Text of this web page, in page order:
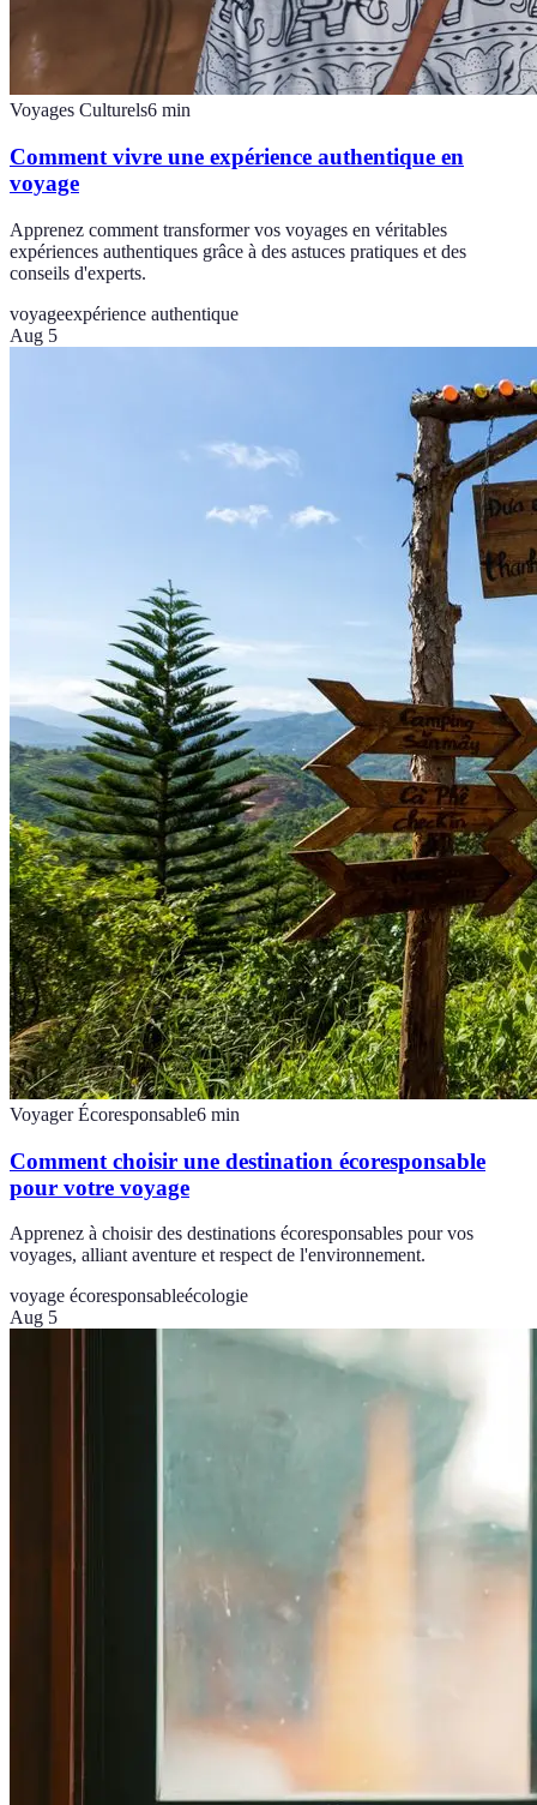
Voyages Culturels6 min
Comment vivre une expérience authentique en
voyage
Apprenez comment transformer vos voyages en véritables
expériences authentiques grâce à des astuces pratiques et des
conseils d'experts.
voyageexpérience authentique
Aug 5
Voyager Écoresponsable6 min
Comment choisir une destination écoresponsable
pour votre voyage
Apprenez à choisir des destinations écoresponsables pour vos
voyages, alliant aventure et respect de l'environnement.
voyage écoresponsableécologie
Aug 5